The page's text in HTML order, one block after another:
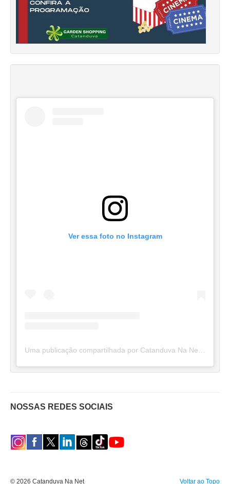
Ver essa foto no Instagram
Uma publicação compartilhada por Catanduva Na Net (@catanduvananett)
NOSSAS REDES SOCIAIS
Voltar ao Topo
© 2026 Catanduva Na Net